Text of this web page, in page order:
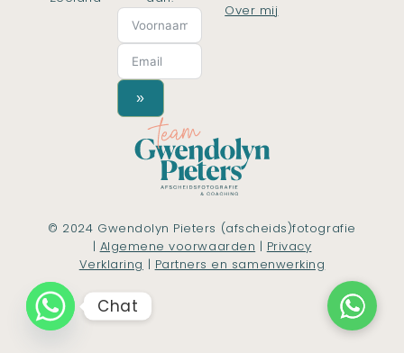
»
Over mij
© 2024 Gwendolyn Pieters (afscheids)fotografie
| Algemene voorwaarden | Privacy
Verklaring | Partners en samenwerking
Chat